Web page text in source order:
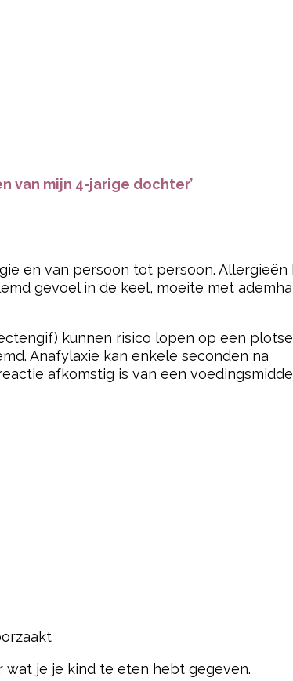
van mijn 4-jarige dochter’
en van persoon tot persoon. Allergieën
gevoel in de keel, moeite met
kunnen risico lopen op een
Anafylaxie kan enkele seconden na
afkomstig is van een
wat je je kind te eten hebt gegeven.